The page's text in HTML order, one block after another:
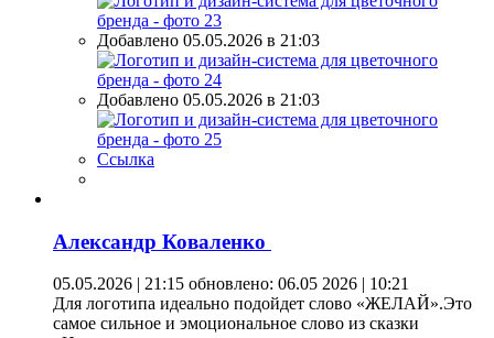
Добавлено 05.05.2026 в 21:03
Добавлено 05.05.2026 в 21:03
Ссылка
Александр Коваленко
05.05.2026 | 21:15 обновлено: 06.05 2026 | 10:21
Для логотипа идеально подойдет слово «ЖЕЛАЙ».Это
самое сильное и эмоциональное слово из сказки